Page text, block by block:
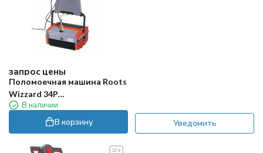
запрос цены
Поломоечная машина Roots
Wizzard 34P
(аккумуляторная)
В наличии
В корзину Уведомить